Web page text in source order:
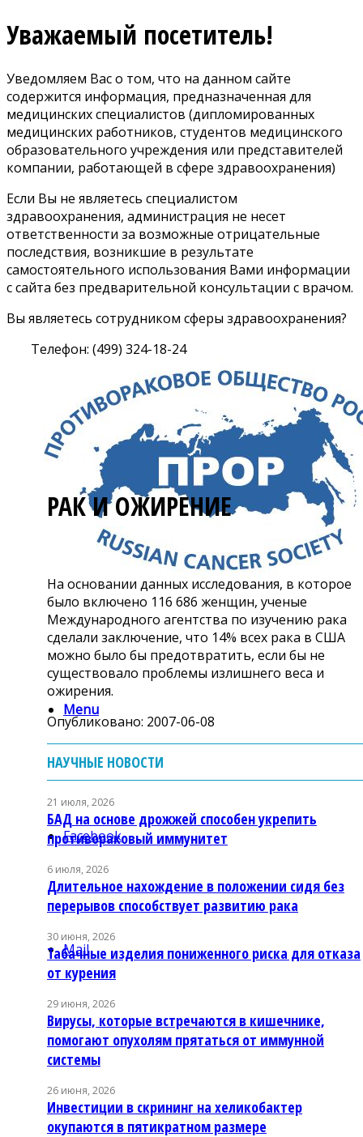
Уважаемый посетитель!
Уведомляем Вас о том, что на данном сайте
содержится информация, предназначенная для
медицинских специалистов (дипломированных
медицинских работников, студентов медицинского
образовательного учреждения или представителей
компании, работающей в сфере здравоохранения)
Если Вы не являетесь специалистом
здравоохранения, администрация не несет
ответственности за возможные отрицательные
последствия, возникшие в результате
самостоятельного использования Вами информации
с сайта без предварительной консультации с врачом.
Вы являетесь сотрудником сферы здравоохранения?
Телефон: (499) 324-18-24
Menu
Facebook
Mail
РАК И ОЖИРЕНИЕ
На основании данных исследования, в которое
было включено 116 686 женщин, ученые
Международного агентства по изучению рака
сделали заключение, что 14% всех рака в США
можно было бы предотвратить, если бы не
существовало проблемы излишнего веса и
ожирения.
Опубликовано: 2007-06-08
НАУЧНЫЕ НОВОСТИ
21 июля, 2026
БАД на основе дрожжей способен укрепить
противораковый иммунитет
6 июля, 2026
Длительное нахождение в положении сидя без
перерывов способствует развитию рака
30 июня, 2026
Табачные изделия пониженного риска для отказа
от курения
29 июня, 2026
Вирусы, которые встречаются в кишечнике,
помогают опухолям прятаться от иммунной
системы
26 июня, 2026
Инвестиции в скрининг на хеликобактер
окупаются в пятикратном размере